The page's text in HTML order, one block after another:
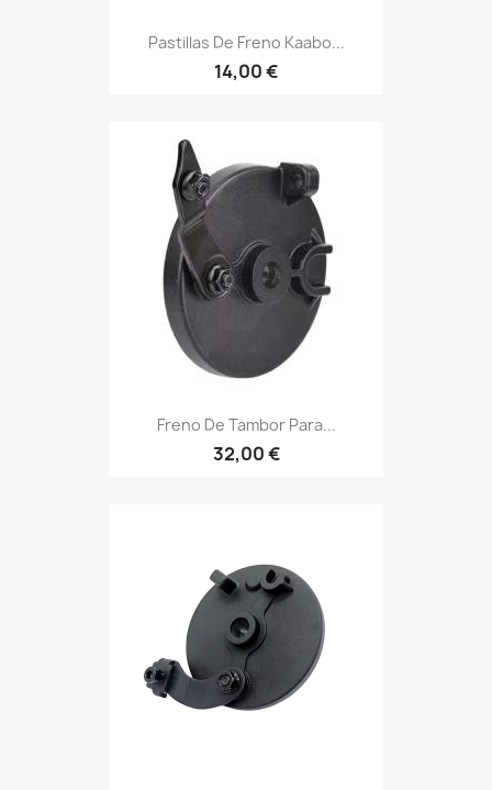
Pastillas De Freno Kaabo...
14,00 €
Freno De Tambor Para...
32,00 €